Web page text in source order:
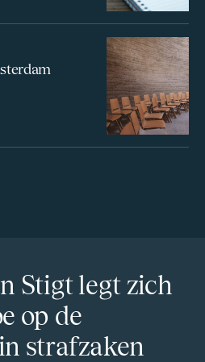
Stigt legt zich
op de
strafzaken